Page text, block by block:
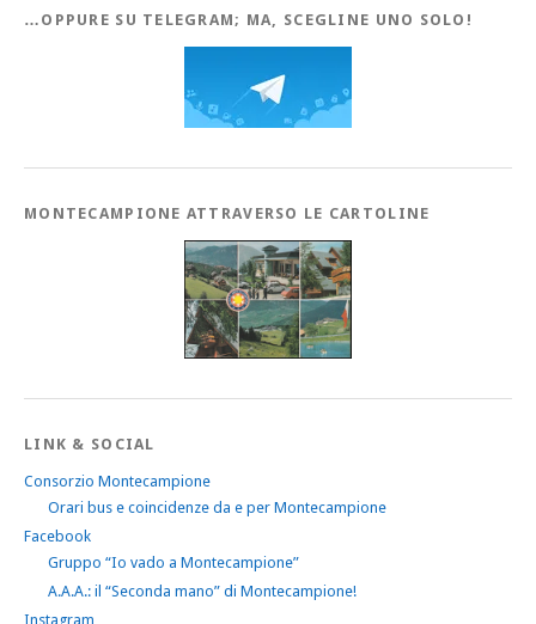
…OPPURE SU TELEGRAM; MA, SCEGLINE UNO SOLO!
MONTECAMPIONE ATTRAVERSO LE CARTOLINE
LINK & SOCIAL
Consorzio Montecampione
Orari bus e coincidenze da e per Montecampione
Facebook
Gruppo “Io vado a Montecampione”
A.A.A.: il “Seconda mano” di Montecampione!
Instagram